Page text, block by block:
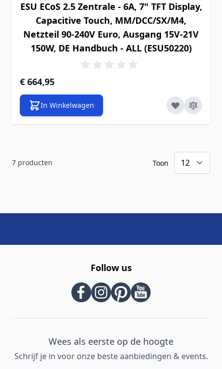
ESU ECoS 2.5 Zentrale - 6A, 7" TFT Display,
Capacitive Touch, MM/DCC/SX/M4,
Netzteil 90-240V Euro, Ausgang 15V-21V
150W, DE Handbuch - ALL (ESU50220)
€ 664,95
In Winkelwagen
7 producten Toon
Follow us
Wees als eerste op de hoogte
Schrijf je in voor onze beste aanbiedingen & events.